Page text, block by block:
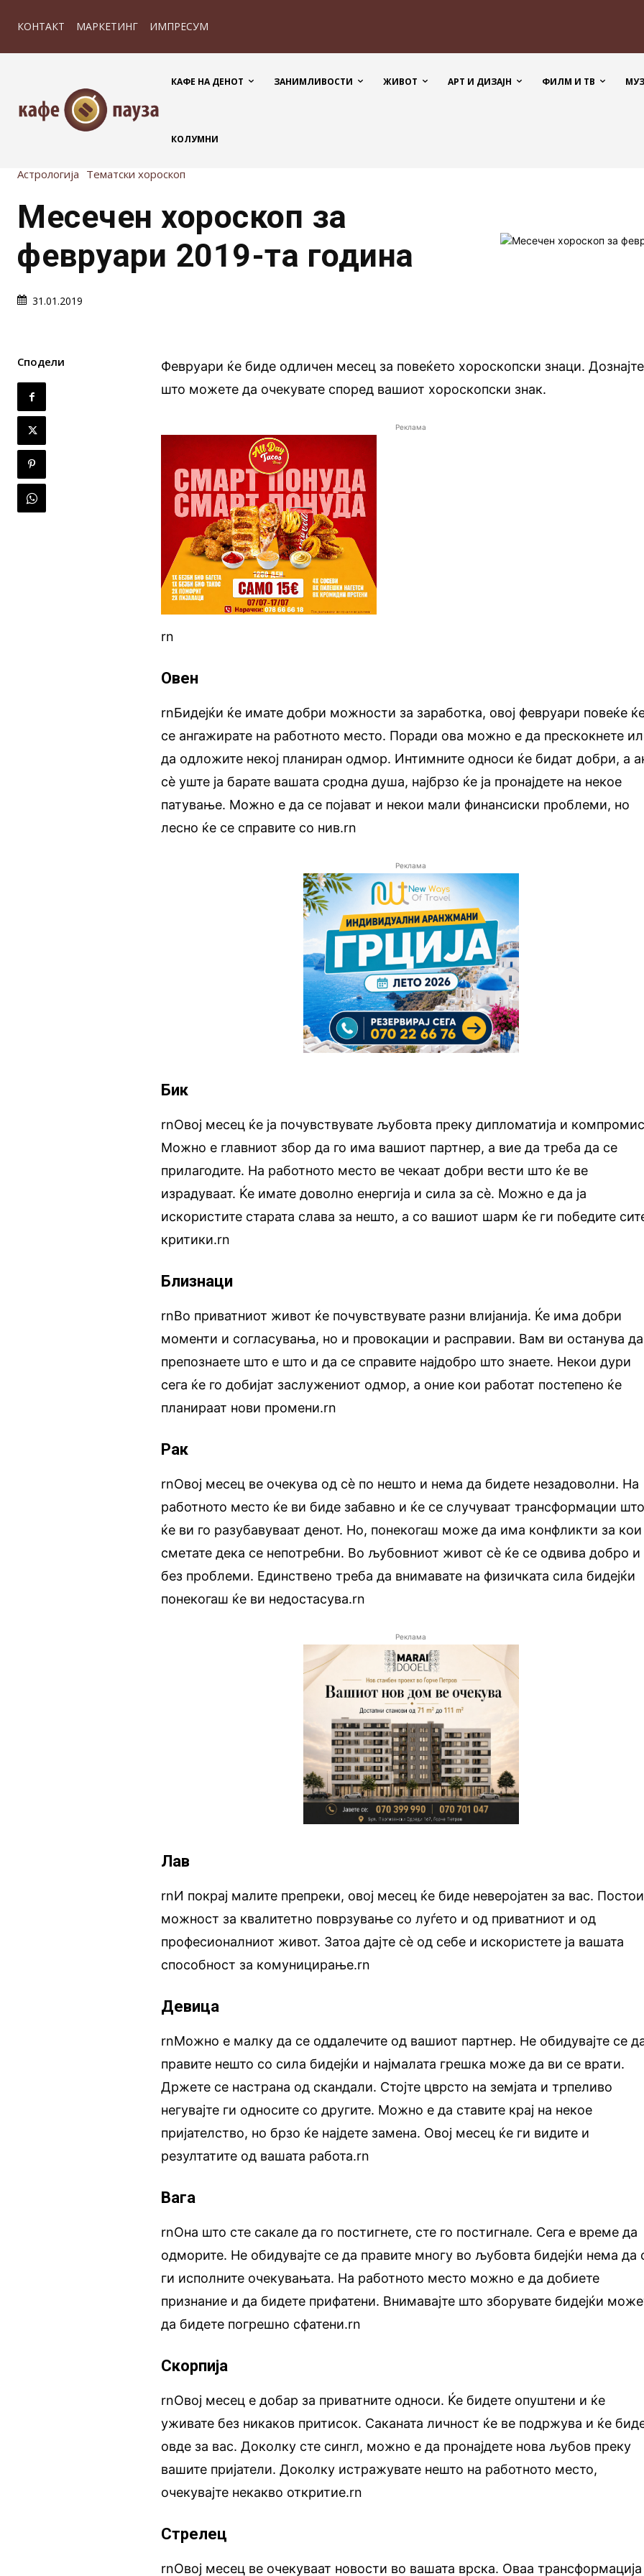
КОНТАКТ МАРКЕТИНГ ИМПРЕСУМ
КАФЕ НА ДЕНОТ ЗАНИМЛИВОСТИ ЖИВОТ АРТ И ДИЗАЈН ФИЛМ И ТВ
КОЛУМНИ
Астрологија Тематски хороскоп
Месечен хороскоп за
февруари 2019-та година
31.01.2019
Сподели
Февруари ќе биде одличен месец за повеќето хороскопски знаци. Дознајте
што можете да очекувате според вашиот хороскопски знак.
Реклама
rn
Овен
rnБидејќи ќе имате добри можности за заработка, овој февруари повеќе
се ангажирате на работното место. Поради ова можно е да прескокнете
да одложите некој планиран одмор. Интимните односи ќе бидат добри, а
сè уште ја барате вашата сродна душа, најбрзо ќе ја пронајдете на некое
патување. Можно е да се појават и некои мали финансиски проблеми, но
лесно ќе се справите со нив.rn
Реклама
Бик
rnОвој месец ќе ја почувствувате љубовта преку дипломатија и
Можно е главниот збор да го има вашиот партнер, а вие да треба да се
прилагодите. На работното место ве чекаат добри вести што ќе ве
израдуваат. Ќе имате доволно енергија и сила за сè. Можно е да ја
искористите старата слава за нешто, а со вашиот шарм ќе ги победите
критики.rn
Близнаци
rnВо приватниот живот ќе почувствувате разни влијанија. Ќе има добри
моменти и согласувања, но и провокации и расправии. Вам ви останува да
препознаете што е што и да се справите најдобро што знаете. Некои дури
сега ќе го добијат заслужениот одмор, а оние кои работат постепено ќе
планираат нови промени.rn
Рак
rnОвој месец ве очекува од сè по нешто и нема да бидете незадоволни. На
работното место ќе ви биде забавно и ќе се случуваат трансформации што
ќе ви го разубавуваат денот. Но, понекогаш може да има конфликти за кои
сметате дека се непотребни. Во љубовниот живот сè ќе се одвива добро и
без проблеми. Единствено треба да внимавате на физичката сила бидејќи
понекогаш ќе ви недостасува.rn
Реклама
Лав
rnИ покрај малите препреки, овој месец ќе биде неверојатен за вас. Постои
можност за квалитетно поврзување со луѓето и од приватниот и од
професионалниот живот. Затоа дајте сè од себе и искористете ја вашата
способност за комуницирање.rn
Девица
rnМожно е малку да се оддалечите од вашиот партнер. Не обидувајте се
правите нешто со сила бидејќи и најмалата грешка може да ви се врати.
Држете се настрана од скандали. Стојте цврсто на земјата и трпеливо
негувајте ги односите со другите. Можно е да ставите крај на некое
пријателство, но брзо ќе најдете замена. Овој месец ќе ги видите и
резултатите од вашата работа.rn
Вага
rnОна што сте сакале да го постигнете, сте го постигнале. Сега е време да
одморите. Не обидувајте се да правите многу во љубовта бидејќи нема да
ги исполните очекувањата. На работното место можно е да добиете
признание и да бидете прифатени. Внимавајте што зборувате бидејќи
да бидете погрешно сфатени.rn
Скорпија
rnОвој месец е добар за приватните односи. Ќе бидете опуштени и ќе
уживате без никаков притисок. Саканата личност ќе ве подржува и ќе
овде за вас. Доколку сте сингл, можно е да пронајдете нова љубов преку
вашите пријатели. Доколку истражувате нешто на работното место,
очекувајте некакво откритие.rn
Стрелец
rnОвој месец ве очекуваат новости во вашата врска. Оваа